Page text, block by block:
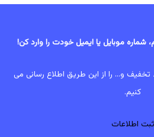
شماره موبایل یا ایمیل خودت را وارد کن!
تخفیف و... را از این طریق اطلاع رسانی می
کنیم.
ثبت اطلاعات